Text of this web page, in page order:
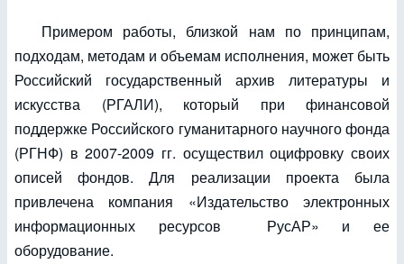
Примером работы, близкой нам по принципам,
подходам, методам и объемам исполнения, может быть
Российский государственный архив литературы и
искусства (РГАЛИ), который при финансовой
поддержке Российского гуманитарного научного фонда
(РГНФ) в 2007-2009 гг. осуществил оцифровку своих
описей фондов. Для реализации проекта была
привлечена компания «Издательство электронных
информационных ресурсов РусАР» и ее
оборудование.